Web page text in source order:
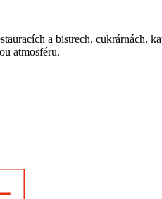
a bistrech,
atmosféru.